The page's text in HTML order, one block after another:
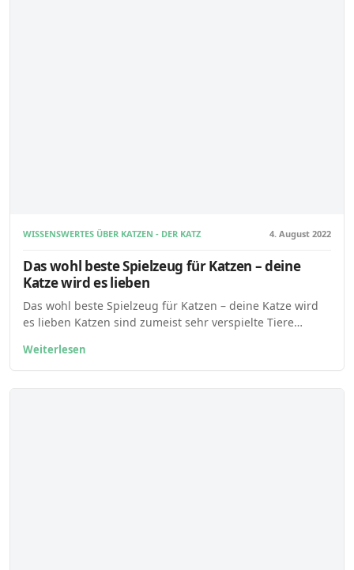
WISSENSWERTES ÜBER KATZEN - DER KATZENBLOG 4. August 2022
Das wohl beste Spielzeug für Katzen – deine
Katze wird es lieben
Das wohl beste Spielzeug für Katzen – deine Katze wird
es lieben Katzen sind zumeist sehr verspielte Tiere…
Weiterlesen